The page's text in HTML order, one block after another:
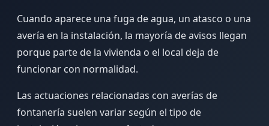
Cuando aparece una fuga de agua, un atasco o una
avería en la instalación, la mayoría de avisos llegan
porque parte de la vivienda o el local deja de
funcionar con normalidad.
Las actuaciones relacionadas con averías de
fontanería suelen variar según el tipo de